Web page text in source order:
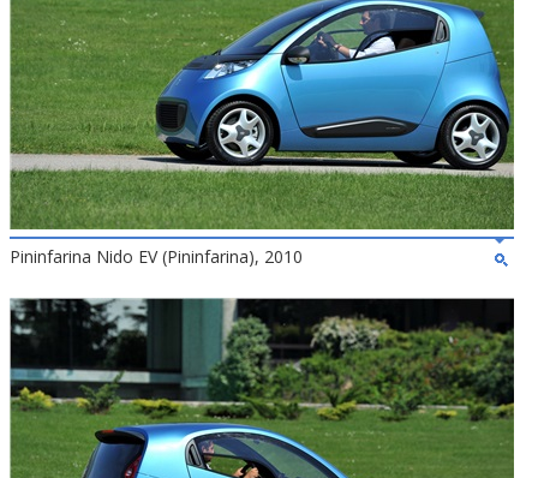
Pininfarina Nido EV (Pininfarina), 2010